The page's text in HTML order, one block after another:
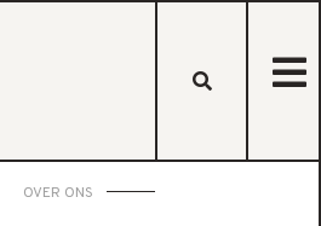
OVER ONS